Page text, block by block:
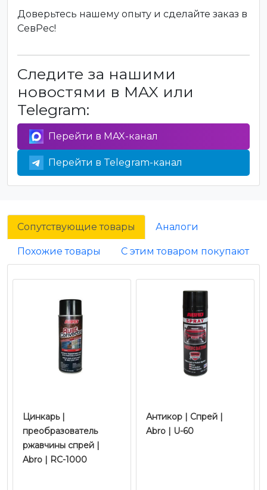
Доверьтесь нашему опыту и сделайте заказ в
СевРес!
Следите за нашими
новостями в MAX или
Telegram:
Перейти в MAX-канал
Перейти в Telegram-канал
Сопутствующие товары Аналоги
Похожие товары С этим товаром покупают
Цинкарь |
преобразователь
ржавчины спрей |
Abro | RC-1000
Антикор | Спрей |
Abro | U-60